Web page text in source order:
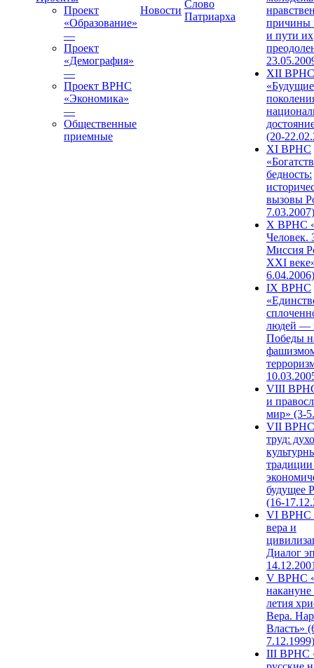
Проект
«Образование»
—
Проект
«Демография»
—
Проект ВРНС
«Экономика»
—
Общественные
приемные
Новости
Слово
Патриарха
причины
и пути их
XII ВРНС
«Будущие
(20-
XI ВРНС
бедность:
вызовы
7.03.2007)
X ВРНС
Человек.
Миссия
XXI
6.04.2006)
IX ВРНС
людей —
Победы
VIII
и
мир» (3-
VII ВРНС
труд:
будущее
(16-
VI ВРНС
вера и
Диалог
V ВРНС
накануне
летия
Вера.
Власть»
7.12.1999)
III ВРНС